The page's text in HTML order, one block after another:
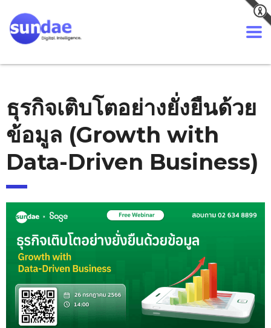
ธุรกิจเติบโตอย่างยั่งยืนด้วย
ข้อมูล (Growth with
Data-Driven Business)